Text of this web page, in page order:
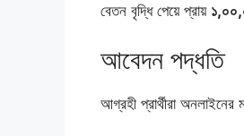
বেতন বৃদ্ধি পেয়ে প্রায়
আবেদন পদ্ধতি
আগ্রহী প্রার্থীরা অনলাইনের